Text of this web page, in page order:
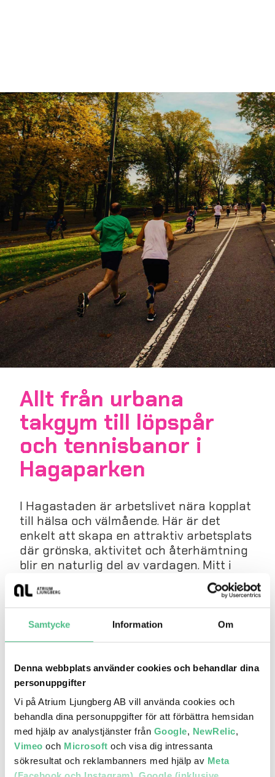
Samtycke Information Om
Denna webbplats använder cookies och behandlar dina
personuppgifter
Vi på Atrium Ljungberg AB vill använda cookies och
behandla dina personuppgifter för att förbättra hemsidan
med hjälp av analystjänster från Google, NewRelic,
Vimeo och Microsoft och visa dig intressanta
sökresultat och reklambanners med hjälp av Meta
Allt från urbana
takgym till löpspår
och tennisbanor i
Hagaparken
I Hagastaden är arbetslivet nära kopplat
till hälsa och välmående. Här är det
enkelt att skapa en attraktiv arbetsplats
där grönska, aktivitet och återhämtning
blir en naturlig del av vardagen. Mitt i
stadsdelen ligger Norra Stationsparken
och runt hörnet finns Hagaparken och
Brunnsviken med allt från tennis och
utegym till boule, kajak och SUP. I
området finns också flera gym – bland